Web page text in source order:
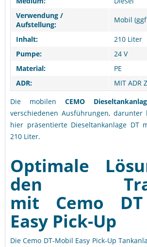
Verwendung /
Aufstellung:
Mobil
Inhalt:
210 Liter
Pumpe:
24 V
Material:
PE
ADR:
MIT ADR
Die mobilen CEMO
verschiedenen Ausführungen, darunter
hier präsentierte Dieseltankanlage DT
210 Liter.
Optimale
den
mit Cemo
Easy Pick-Up
Die Cemo DT-Mobil Easy Pick-Up